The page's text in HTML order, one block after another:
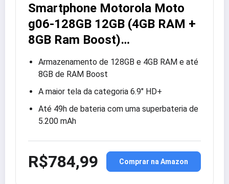
Smartphone Motorola Moto
g06-128GB 12GB (4GB RAM +
8GB Ram Boost)…
Armazenamento de 128GB e 4GB RAM e até
8GB de RAM Boost
A maior tela da categoria 6.9″ HD+
Até 49h de bateria com uma superbateria de
5.200 mAh
R$784,99 Comprar na Amazon